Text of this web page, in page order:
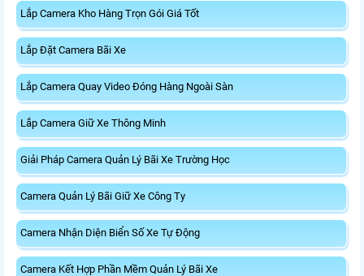
Lắp Camera Kho Hàng Trọn Gói Giá Tốt
Lắp Đặt Camera Bãi Xe
Lắp Camera Quay Video Đóng Hàng Ngoài Sàn
Lắp Camera Giữ Xe Thông Minh
Giải Pháp Camera Quản Lý Bãi Xe Trường Học
Camera Quản Lý Bãi Giữ Xe Công Ty
Camera Nhận Diện Biển Số Xe Tự Động
Camera Kết Hợp Phần Mềm Quản Lý Bãi Xe